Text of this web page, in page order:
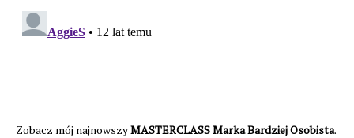
Zobacz mój najnowszyMASTERCLASS Marka Bardziej Osobista.